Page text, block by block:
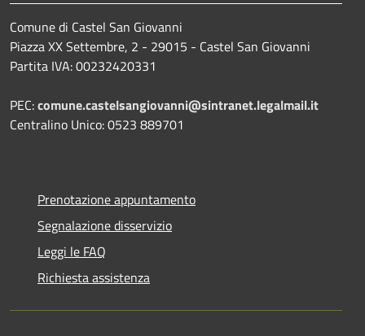
Comune di Castel San Giovanni
Piazza XX Settembre, 2 - 29015 - Castel San Giovanni
Partita IVA: 00232420331
PEC:comune.castelsangiovanni@sintranet.legalmail.it
Centralino Unico: 0523 889701
Prenotazione appuntamento
Segnalazione disservizio
Leggi le FAQ
Richiesta assistenza